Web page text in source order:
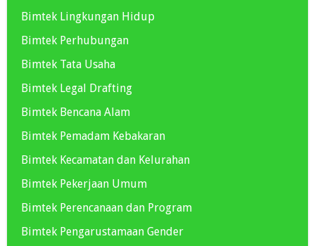
Bimtek Lingkungan Hidup
Bimtek Perhubungan
Bimtek Tata Usaha
Bimtek Legal Drafting
Bimtek Bencana Alam
Bimtek Pemadam Kebakaran
Bimtek Kecamatan dan Kelurahan
Bimtek Pekerjaan Umum
Bimtek Perencanaan dan Program
Bimtek Pengarustamaan Gender